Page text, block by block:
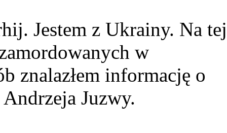
Jestem z Ukrainy. Na tej
w
znalazłem informację o
Juzwy.